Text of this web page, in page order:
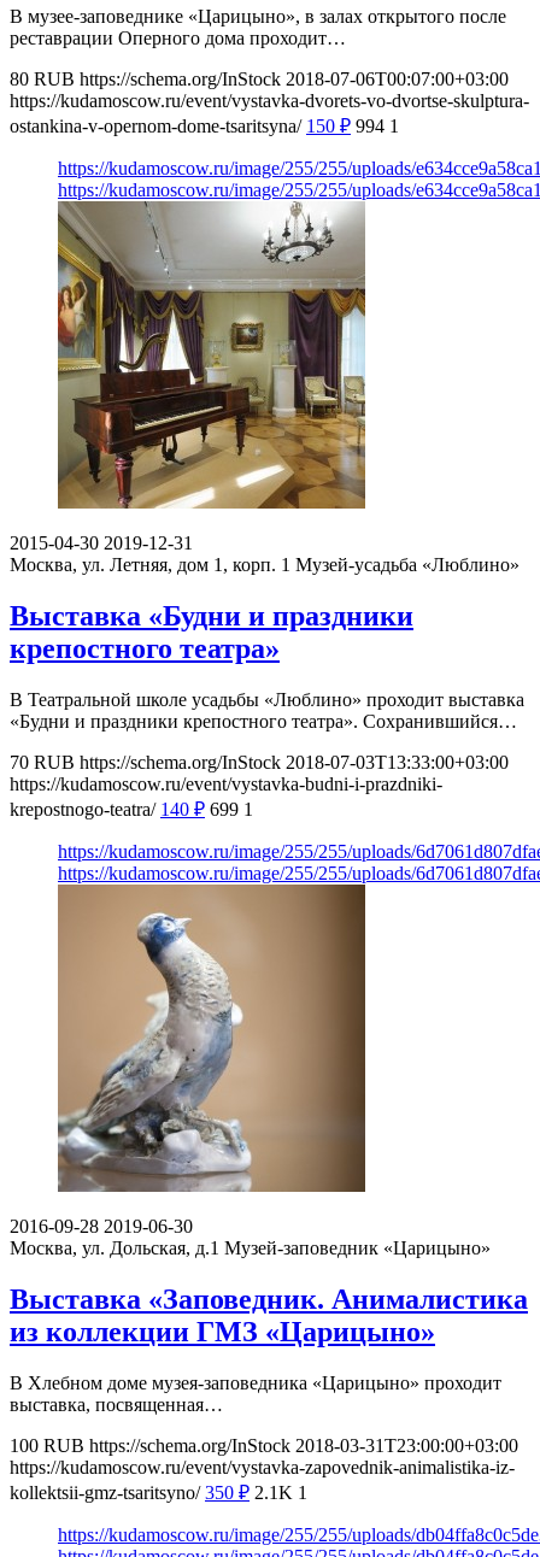
В музее-заповеднике «Царицыно», в залах открытого после
реставрации Оперного дома проходит…
80 RUB https://schema.org/InStock 2018-07-06T00:07:00+03:00
https://kudamoscow.ru/event/vystavka-dvorets-vo-dvortse-skulptura-
ostankina-v-opernom-dome-tsaritsyna/ 150 ₽ 994 1
https://kudamoscow.ru/image/255/255/uploads/
https://kudamoscow.ru/image/255/255/uploads/
2015-04-30 2019-12-31
Москва, ул. Летняя, дом 1, корп. 1 Музей-усадьба «Люблино»
Выставка «Будни и праздники
крепостного театра»
В Театральной школе усадьбы «Люблино» проходит выставка
«Будни и праздники крепостного театра». Сохранившийся…
70 RUB https://schema.org/InStock 2018-07-03T13:33:00+03:00
https://kudamoscow.ru/event/vystavka-budni-i-prazdniki-
krepostnogo-teatra/ 140 ₽ 699 1
https://kudamoscow.ru/image/255/255/uploads/
https://kudamoscow.ru/image/255/255/uploads/
2016-09-28 2019-06-30
Москва, ул. Дольская, д.1 Музей-заповедник «Царицыно»
Выставка «Заповедник. Анималистика
из коллекции ГМЗ «Царицыно»
В Хлебном доме музея-заповедника «Царицыно» проходит
выставка, посвященная…
100 RUB https://schema.org/InStock 2018-03-31T23:00:00+03:00
https://kudamoscow.ru/event/vystavka-zapovednik-animalistika-iz-
kollektsii-gmz-tsaritsyno/ 350 ₽ 2.1K 1
https://kudamoscow.ru/image/255/255/uploads/